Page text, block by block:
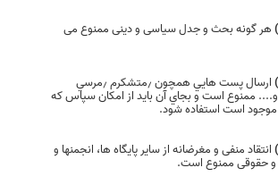
هر گونه بحث و جدل سیاسی و دینی ممنوع می
ارسال پست هايي همچون ٫‌متشكرم ٫‌مرسي
و.... ممنوع است و بجاي آن باید از امکان سپاس که
موجود است استفاده شود.
انتقاد منفی و مغرضانه از ساير پایگاه ها، انجمنها و
حقوقی ممنوع است.